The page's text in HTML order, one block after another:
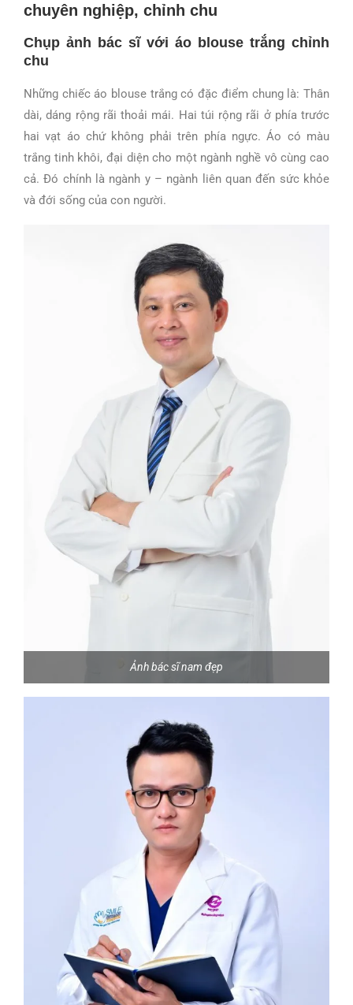
chuyên nghiệp, chỉnh chu
Chụp ảnh bác sĩ với áo blouse trắng chỉnh
chu
Những chiếc áo blouse trắng có đặc điểm chung là: Thân
dài, dáng rộng rãi thoải mái. Hai túi rộng rãi ở phía trước
hai vạt áo chứ không phải trên phía ngực. Áo có màu
trắng tinh khôi, đại diện cho một ngành nghề vô cùng cao
cả. Đó chính là ngành y – ngành liên quan đến sức khỏe
và đới sống của con người.
Ảnh bác sĩ nam đẹp